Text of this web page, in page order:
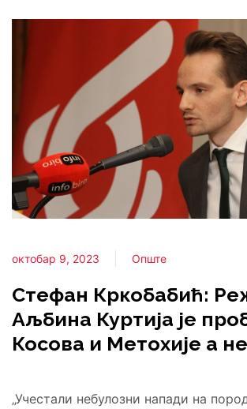
октобар 9, 2023 Опште
Стефан Кркобабић:
Аљбина Куртија је
Косова и Метохије а
„Учестали небулозни напади на